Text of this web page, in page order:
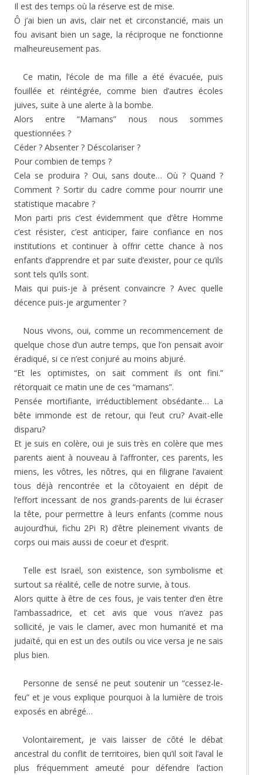
Il est des temps où la réserve est de mise.
Ô j’ai bien un avis, clair net et circonstancié, mais un
fou avisant bien un sage, la réciproque ne fonctionne
malheureusement pas.
Ce matin, l’école de ma fille a été évacuée, puis
fouillée et réintégrée, comme bien d’autres écoles
juives, suite à une alerte à la bombe.
Alors entre “Mamans” nous nous sommes
questionnées ?
Céder ? Absenter ? Déscolariser ?
Pour combien de temps ?
Cela se produira ? Oui, sans doute… Où ? Quand ?
Comment ? Sortir du cadre comme pour nourrir une
statistique macabre ?
Mon parti pris c’est évidemment que d’être Homme
c’est résister, c’est anticiper, faire confiance en nos
institutions et continuer à offrir cette chance à nos
enfants d’apprendre et par suite d’exister, pour ce qu’ils
sont tels qu’ils sont.
Mais qui puis-je à présent convaincre ? Avec quelle
décence puis-je argumenter ?
Nous vivons, oui, comme un recommencement de
quelque chose d’un autre temps, que l’on pensait avoir
éradiqué, si ce n’est conjuré au moins abjuré.
“Et les optimistes, on sait comment ils ont fini.”
rétorquait ce matin une de ces “mamans”.
Pensée mortifiante, irréductiblement obsédante… La
bête immonde est de retour, qui l’eut cru? Avait-elle
disparu?
Et je suis en colère, oui je suis très en colère que mes
parents aient à nouveau à l’affronter, ces parents, les
miens, les vôtres, les nôtres, qui en filigrane l’avaient
tous déjà rencontrée et la côtoyaient en dépit de
l’effort incessant de nos grands-parents de lui écraser
la tête, pour permettre à leurs enfants (comme nous
aujourd’hui, fichu 2Pi R) d’être pleinement vivants de
corps oui mais aussi de coeur et d’esprit.
Telle est Israël, son existence, son symbolisme et
surtout sa réalité, celle de notre survie, à tous.
Alors quitte à être de ces fous, je vais tenter d’en être
l’ambassadrice, et cet avis que vous n’avez pas
sollicité, je vais le clamer, avec mon humanité et ma
judaïté, qui en est un des outils ou vice versa je ne sais
plus bien.
Personne de sensé ne peut soutenir un “cessez-le-
feu” et je vous explique pourquoi à la lumière de trois
exposés en abrégé…
Volontairement, je vais laisser de côté le débat
ancestral du conflit de territoires, bien qu’il soit l’aval le
plus fréquemment ameuté pour défendre l’action